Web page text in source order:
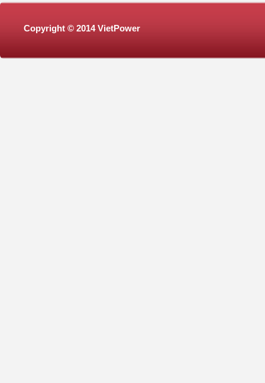
Copyright © 2014 VietPower